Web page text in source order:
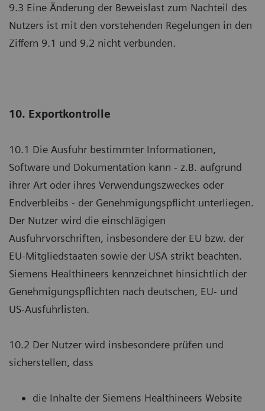
9.3 Eine Änderung der Beweislast zum Nachteil des
Nutzers ist mit den vorstehenden Regelungen in den
Ziffern 9.1 und 9.2 nicht verbunden.
10. Exportkontrolle
10.1 Die Ausfuhr bestimmter Informationen,
Software und Dokumentation kann - z.B. aufgrund
ihrer Art oder ihres Verwendungszweckes oder
Endverbleibs - der Genehmigungspflicht unterliegen.
Der Nutzer wird die einschlägigen
Ausfuhrvorschriften, insbesondere der EU bzw. der
EU-Mitgliedstaaten sowie der USA strikt beachten.
Siemens Healthineers kennzeichnet hinsichtlich der
Genehmigungspflichten nach deutschen, EU- und
US-Ausfuhrlisten.
10.2 Der Nutzer wird insbesondere prüfen und
sicherstellen, dass
die Inhalte der Siemens Healthineers Website